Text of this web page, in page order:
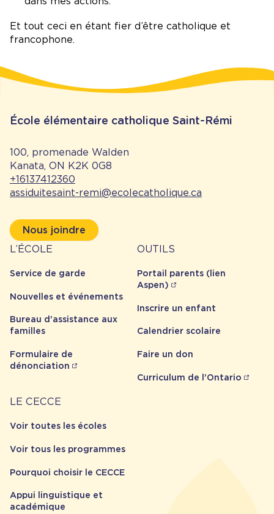
Et tout ceci en étant fier d’être catholique et
francophone.
École élémentaire catholique Saint-Rémi
100, promenade Walden
Kanata, ON K2K 0G8
+16137412360
assiduitesaint-remi@ecolecatholique.ca
Nous joindre
À
propos
L’ÉCOLE
Service de garde
Nouvelles et événements
Bureau d'assistance aux
familles
Formulaire de
dénonciation
Outils
OUTILS
Portail parents (lien
Aspen)
Inscrire un enfant
Calendrier scolaire
Faire un don
Curriculum de l'Ontario
Carrière
LE CECCE
Voir toutes les écoles
Voir tous les programmes
Pourquoi choisir le CECCE
Appui linguistique et
académique